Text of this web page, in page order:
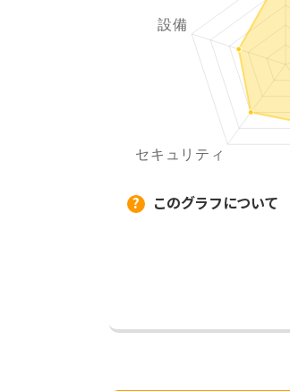
このグラフについて